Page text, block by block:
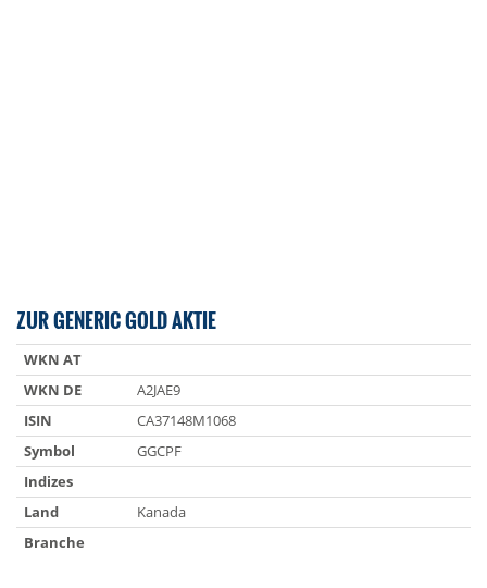
ZUR GENERIC GOLD AKTIE
WKN AT
WKN DE
A2JAE9
ISIN
CA37148M1068
Symbol
GGCPF
Indizes
Land
Kanada
Branche